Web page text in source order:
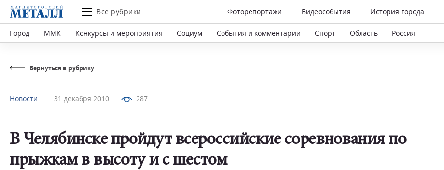
Все рубрики Фоторепортажи Видеособытия История города
Город ММК Конкурсы и мероприятия Социум События и комментарии Спорт Область Россия
Вернуться в рубрику
Новости 31 декабря 2010 287
В Челябинске пройдут всероссийские соревнования по
прыжкам в высоту и с шестом